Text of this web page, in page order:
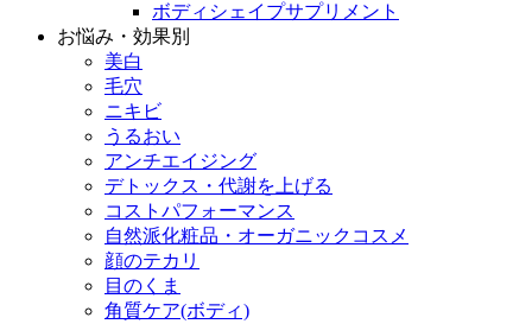
ボディシェイプサプリメント
お悩み・効果別
美白
毛穴
ニキビ
うるおい
アンチエイジング
デトックス・代謝を上げる
コストパフォーマンス
自然派化粧品・オーガニックコスメ
顔のテカリ
目のくま
角質ケア(ボディ)